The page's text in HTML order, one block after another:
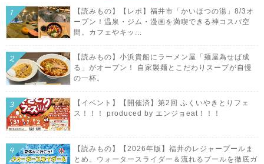
【読みもの】【レポ】福井市「かいほつの湯」8/3オ
ープン！温泉・ジム・漫画を満喫できる神コスパ空
間。カフェやキッ...
【読みもの】小浜貴船にラーメン屋「麺屋為せば成
る」がオープン！ 自家製麺とこだわりスープが自慢
の一杯。
【イベント】【開催済】第2回 ふくいやきとりフェ
ス！！！ produced by エンジョeat！！！
【読みもの】【2026年版】福井のレジャープールま
とめ。ウォータースライダー＆流れるプールを徹底ガ